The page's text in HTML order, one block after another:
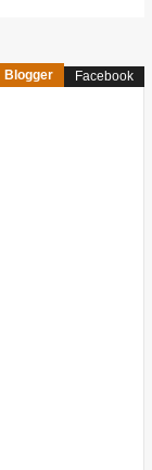
Blogger Facebook